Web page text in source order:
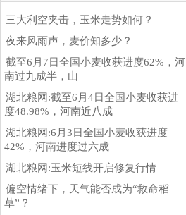
三大利空夹击，玉米走势如何？
夜来风雨声，麦价知多少？
截至6月7日全国小麦收获进度62%，河
南过九成半，山
湖北粮网:截至6月4日全国小麦收获进
度48.98%，河南近八成
湖北粮网:6月3日全国小麦收获进度
42%，河南进度过六成
湖北粮网:玉米短线开启修复行情
偏空情绪下，天气能否成为“救命稻
草”？